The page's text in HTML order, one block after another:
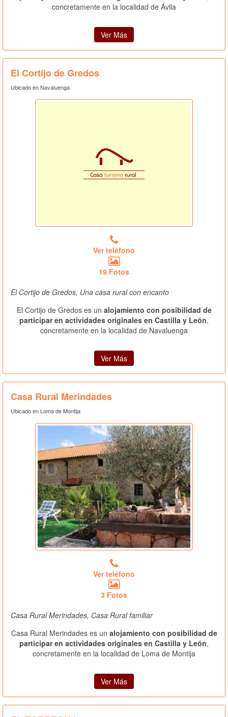
concretamente en la localidad de Ávila
Ver Más
El Cortijo de Gredos
Ubicado en Navaluenga
Ver teléfono
19 Fotos
El Cortijo de Gredos, Una casa rural con encanto
El Cortijo de Gredos es un alojamiento con posibilidad de
participar en actividades originales en Castilla y León,
concretamente en la localidad de Navaluenga
Ver Más
Casa Rural Merindades
Ubicado en Loma de Montija
Ver teléfono
3 Fotos
Casa Rural Merindades, Casa Rural familiar
Casa Rural Merindades es un alojamiento con posibilidad de
participar en actividades originales en Castilla y León,
concretamente en la localidad de Loma de Montija
Ver Más